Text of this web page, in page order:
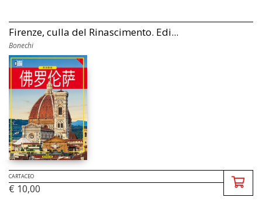
Firenze, culla del Rinascimento. Edi...
Bonechi
CARTACEO
€ 10,00